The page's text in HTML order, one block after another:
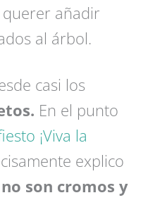
querer añadir
al árbol.
casi los
En el punto
¡Viva la
explico
son cromos y